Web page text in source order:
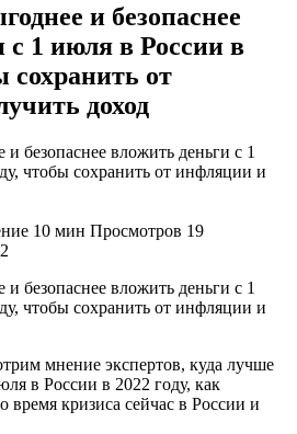
и безопаснее
с 1 июля в России в
сохранить от
доход
10 мин Просмотров 19
мнение экспертов, куда лучше
в России в 2022 году, как
время кризиса сейчас в России и